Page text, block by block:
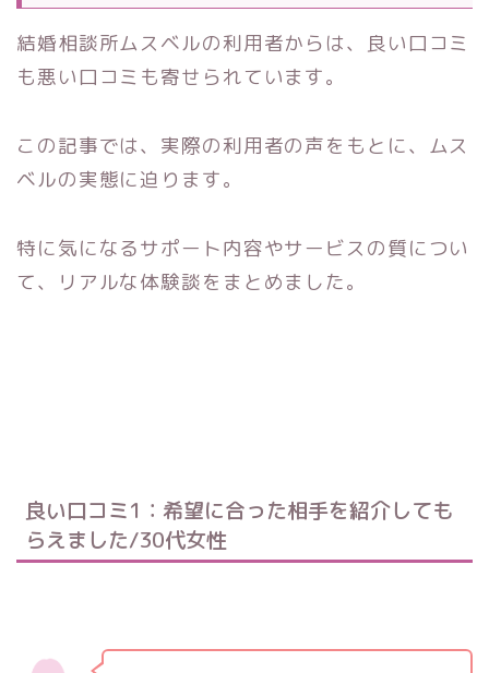
結婚相談所ムスベルの利用者からは、良い口コミ
も悪い口コミも寄せられています。
この記事では、実際の利用者の声をもとに、ムス
ベルの実態に迫ります。
特に気になるサポート内容やサービスの質につい
て、リアルな体験談をまとめました。
良い口コミ1：希望に合った相手を紹介しても
らえました/30代女性